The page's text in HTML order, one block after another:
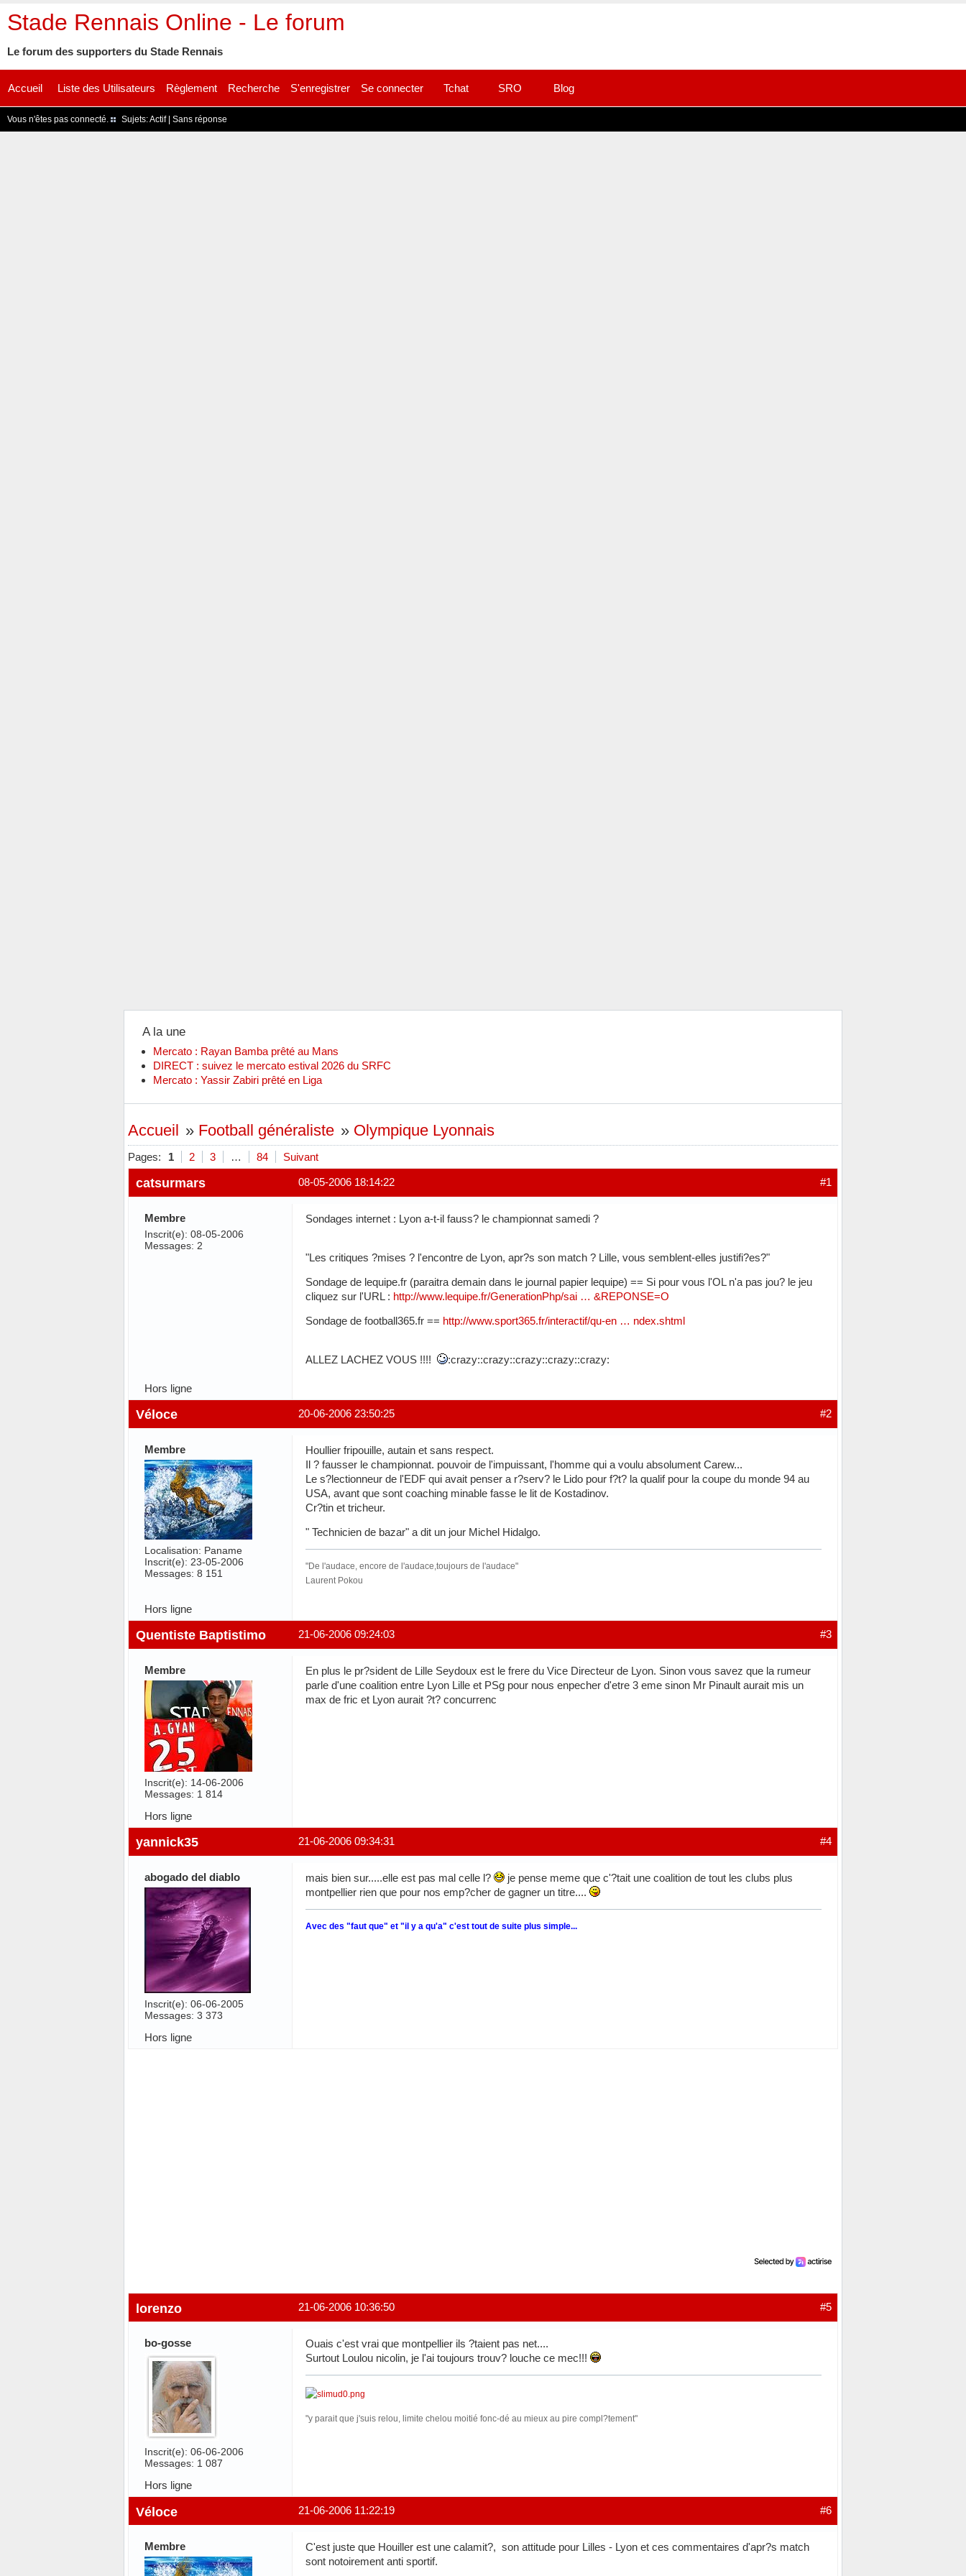
Stade Rennais Online - Le forum
Le forum des supporters du Stade Rennais
Accueil Liste des Utilisateurs Règlement Recherche S'enregistrer Se connecter Tchat SRO Blog
Vous n'êtes pas connecté. Sujets:Actif| Sans réponse
A la une
Mercato : Rayan Bamba prêté au Mans
DIRECT : suivez le mercato estival 2026 du SRFC
Mercato : Yassir Zabiri prêté en Liga
Accueil » Football généraliste » Olympique Lyonnais
Pages: 1 2 3 … 84 Suivant
#1
08-05-2006 18:14:22
catsurmars
Membre
Inscrit(e): 08-05-2006
Messages: 2
Sondages internet : Lyon a-t-il fauss? le championnat samedi ?
"Les critiques ?mises ? l'encontre de Lyon, apr?s son match ? Lille, vous semblent-elles justifi?es?"
Sondage de lequipe.fr (paraitra demain dans le journal papier lequipe) == Si pour vous l'OL n'a pas jou? le jeu
cliquez sur l'URL : http://www.lequipe.fr/GenerationPhp/sai … &REPONSE=O
Sondage de football365.fr == http://www.sport365.fr/interactif/qu-en … ndex.shtml
ALLEZ LACHEZ VOUS !!!! :crazy::crazy::crazy::crazy::crazy:
Hors ligne
#2
20-06-2006 23:50:25
Véloce
Membre
Localisation: Paname
Inscrit(e): 23-05-2006
Messages: 8 151
Houllier fripouille, autain et sans respect.
Il ? fausser le championnat. pouvoir de l'impuissant, l'homme qui a voulu absolument Carew...
Le s?lectionneur de l'EDF qui avait penser a r?serv? le Lido pour f?t? la qualif pour la coupe du monde 94 au
USA, avant que sont coaching minable fasse le lit de Kostadinov.
Cr?tin et tricheur.
" Technicien de bazar" a dit un jour Michel Hidalgo.
"De l'audace, encore de l'audace,toujours de l'audace"
Laurent Pokou
Hors ligne
#3
21-06-2006 09:24:03
Quentiste Baptistimo
Membre
Inscrit(e): 14-06-2006
Messages: 1 814
En plus le pr?sident de Lille Seydoux est le frere du Vice Directeur de Lyon. Sinon vous savez que la rumeur
parle d'une coalition entre Lyon Lille et PSg pour nous enpecher d'etre 3 eme sinon Mr Pinault aurait mis un
max de fric et Lyon aurait ?t? concurrenc
Hors ligne
#4
21-06-2006 09:34:31
yannick35
abogado del diablo
Inscrit(e): 06-06-2005
Messages: 3 373
mais bien sur.....elle est pas mal celle l?
je pense meme que c'?tait une coalition de tout les clubs plus
montpellier rien que pour nos emp?cher de gagner un titre....
Avec des "faut que" et "il y a qu'a" c'est tout de suite plus simple...
Hors ligne
#5
21-06-2006 10:36:50
lorenzo
bo-gosse
Inscrit(e): 06-06-2006
Messages: 1 087
Ouais c'est vrai que montpellier ils ?taient pas net....
Surtout Loulou nicolin, je l'ai toujours trouv? louche ce mec!!!
"y parait que j'suis relou, limite chelou moitié fonc-dé au mieux au pire compl?tement"
Hors ligne
#6
21-06-2006 11:22:19
Véloce
Membre
C'est juste que Houiller est une calamit?, son attitude pour Lilles - Lyon et ces commentaires d'apr?s match
sont notoirement anti sportif.